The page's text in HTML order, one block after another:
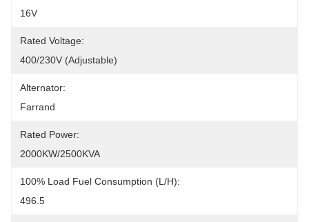
16V
Rated Voltage:
400/230V (adjustable)
Alternator:
Farrand
Rated Power:
2000KW/2500KVA
100% Load Fuel Consumption (L/h):
496.5